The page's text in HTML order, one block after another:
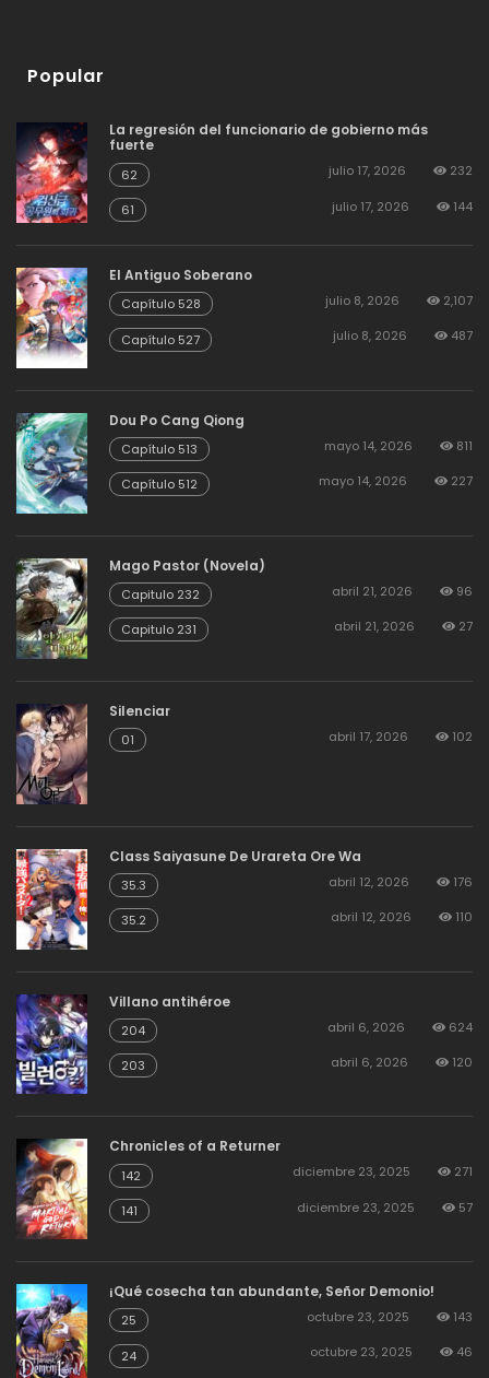
Popular
La regresión del funcionario de gobierno más
fuerte
62 julio 17, 2026 232
61 julio 17, 2026 144
El Antiguo Soberano
Capítulo 528 julio 8, 2026 2,107
Capítulo 527 julio 8, 2026 487
Dou Po Cang Qiong
Capítulo 513 mayo 14, 2026 811
Capítulo 512 mayo 14, 2026 227
Mago Pastor (Novela)
Capitulo 232 abril 21, 2026 96
Capitulo 231 abril 21, 2026 27
Silenciar
01 abril 17, 2026 102
Class Saiyasune De Urareta Ore Wa
35.3 abril 12, 2026 176
35.2 abril 12, 2026 110
Villano antihéroe
204 abril 6, 2026 624
203 abril 6, 2026 120
Chronicles of a Returner
142 diciembre 23, 2025 271
141 diciembre 23, 2025 57
¡Qué cosecha tan abundante, Señor Demonio!
25 octubre 23, 2025 143
24 octubre 23, 2025 46